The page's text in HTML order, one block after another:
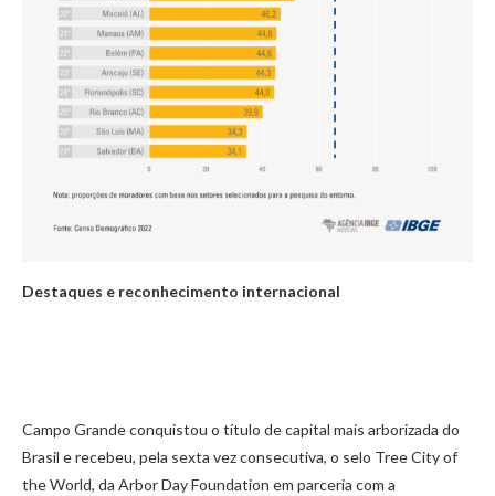
Destaques e reconhecimento internacional
Campo Grande conquistou o título de capital mais arborizada do
Brasil e recebeu, pela sexta vez consecutiva, o selo Tree City of
the World, da Arbor Day Foundation em parceria com a